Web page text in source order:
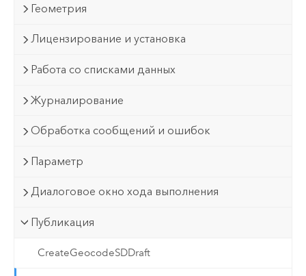
Геометрия
Лицензирование и установка
Работа со списками данных
Журналирование
Обработка сообщений и ошибок
Параметр
Диалоговое окно хода выполнения
Публикация
CreateGeocodeSDDraft